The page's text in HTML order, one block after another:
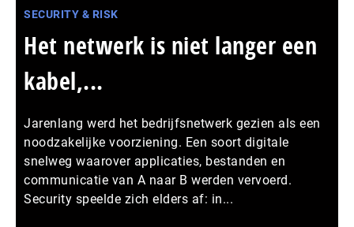
SECURITY & RISK
Het netwerk is niet langer een
kabel,...
Jarenlang werd het bedrijfsnetwerk gezien als een
noodzakelijke voorziening. Een soort digitale
snelweg waarover applicaties, bestanden en
communicatie van A naar B werden vervoerd.
Security speelde zich elders af: in...